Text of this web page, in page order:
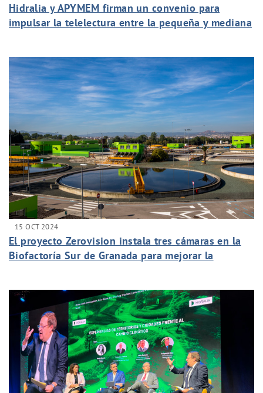
Hidralia y APYMEM firman un convenio para
impulsar la telelectura entre la pequeña y mediana
15 OCT 2024
El proyecto Zerovision instala tres cámaras en la
Biofactoría Sur de Granada para mejorar la